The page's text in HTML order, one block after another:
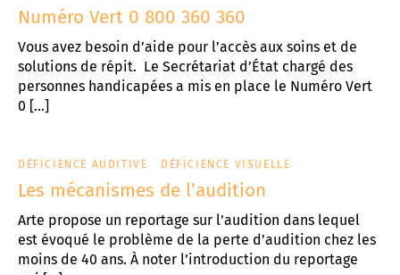
Numéro Vert 0 800 360 360
Vous avez besoin d’aide pour l’accès aux soins et de
solutions de répit. Le Secrétariat d’État chargé des
personnes handicapées a mis en place le Numéro Vert
0 […]
DÉFICIENCE AUDITIVE DÉFICIENCE VISUELLE
Les mécanismes de l’audition
Arte propose un reportage sur l’audition dans lequel
est évoqué le problème de la perte d’audition chez les
moins de 40 ans. À noter l’introduction du reportage